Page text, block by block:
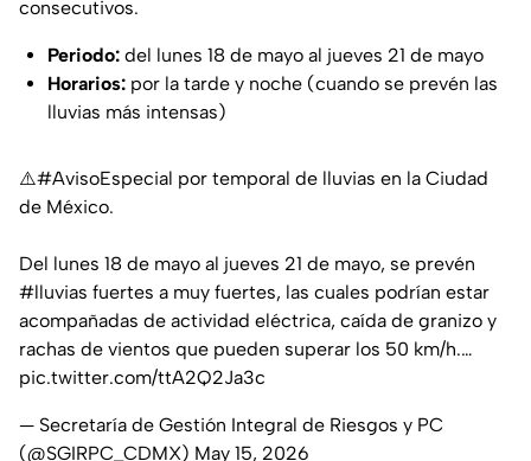
consecutivos.
Periodo: del lunes 18 de mayo al jueves 21 de mayo
Horarios: por la tarde y noche (cuando se prevén las
lluvias más intensas)
⚠️#AvisoEspecial por temporal de lluvias en la Ciudad
de México.
Del lunes 18 de mayo al jueves 21 de mayo, se prevén
#lluvias fuertes a muy fuertes, las cuales podrían estar
acompañadas de actividad eléctrica, caída de granizo y
rachas de vientos que pueden superar los 50 km/h.…
pic.twitter.com/ttA2Q2Ja3c
— Secretaría de Gestión Integral de Riesgos y PC
(@SGIRPC_CDMX) May 15, 2026